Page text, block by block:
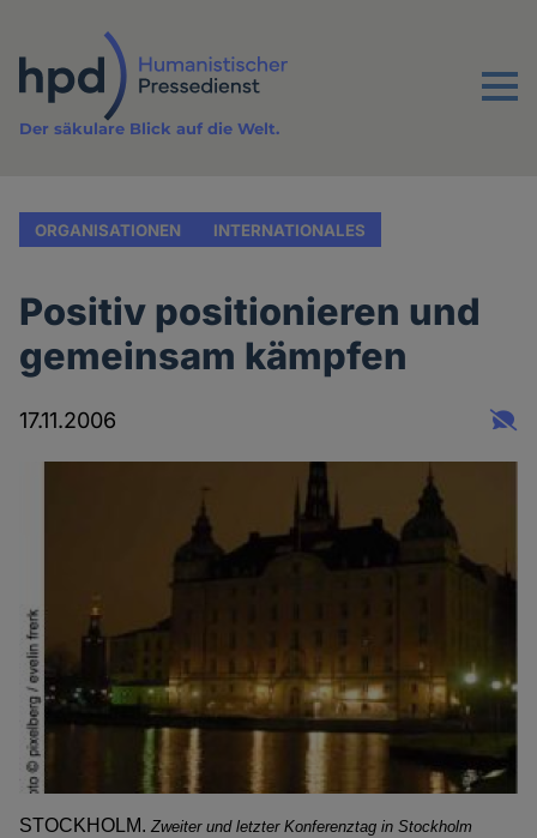
Inhalt
Menu
Der säkulare Blick auf die Welt.
ORGANISATIONEN INTERNATIONALES
Positiv positionieren und
gemeinsam kämpfen
17.11.2006
STOCKHOLM.Zweiter und letzter Konferenztag in Stockholm